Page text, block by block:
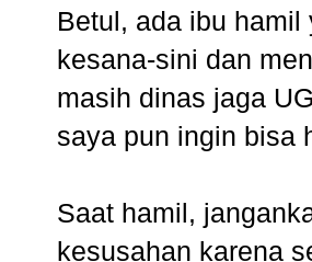
Betul, ada ibu
kesana-sini dan
masih dinas jaga
saya pun ingin bisa
Saat hamil,
kesusahan karena